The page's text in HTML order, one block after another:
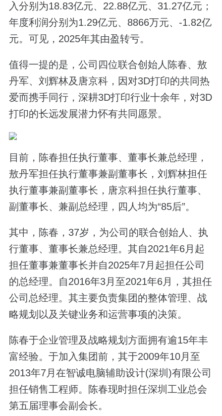
入分别为18.83亿元、22.88亿元、31.27亿元；
年度利润分别为1.29亿元、8866万元、-1.82亿
元。可见，2025年其由盈转亏。
值得一提的是，公司四位联合创始人陈春、敖
丹军、刘辉林及唐京科，因对3D打印的共同热
爱而携手同行，深耕3D打印行业十余年，对3D
打印的长远发展潜力怀有共同愿景。
目前，陈春担任执行董事、董事长兼总经理，
敖丹军担任执行董事兼副董事长，刘辉林担任
执行董事兼副董事长，唐京科担任执行董事、
副董事长、兼副总经理，四人均为“85后”。
其中，陈春，37岁，为公司的联合创始人、执
行董事、董事长兼总经理。其自2021年6月起
担任董事兼董事长并自2025年7月起担任公司
的总经理。自2016年3月至2021年6月，其担任
公司总经理。其主要负责集团的整体管理、战
略规划以及关键业务和运营事项的决策。
陈春于企业管理及战略规划方面拥有逾15年丰
富经验。于加入集团前，其于2009年10月至
2013年7月在智诚电脑辅助设计(深圳)有限公司
担任销售工程师。陈春现时担任深圳工业总会
第五届理事会副会长。